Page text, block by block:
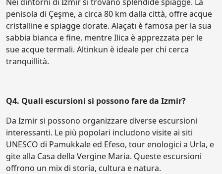
penisola di Çeşme, a circa 80 km dalla città, offre acque
cristalline e spiagge dorate. Alaçatı è famosa per la sua
sabbia bianca e fine, mentre Ilica è apprezzata per le
sue acque termali. Altinkun è ideale per chi cerca
tranquillità.
Q4. Quali escursioni si possono fare da Izmir?
Da Izmir si possono organizzare diverse escursioni
interessanti. Le più popolari includono visite ai siti
UNESCO di Pamukkale ed Efeso, tour enologici a Urla, e
gite alla Casa della Vergine Maria. Queste escursioni
offrono un mix di storia, cultura e natura.